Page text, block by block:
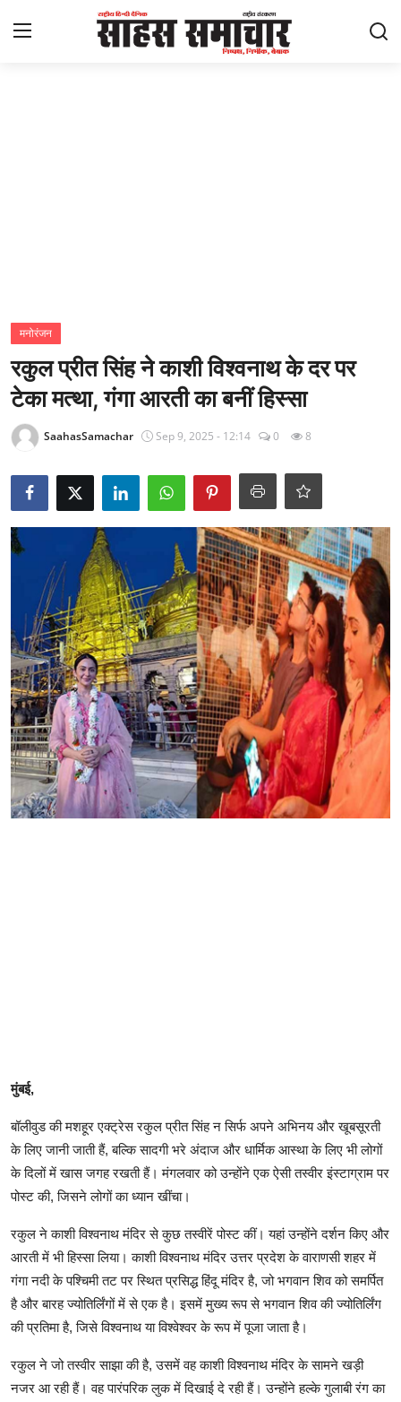
राज्य
अंतराष्ट्रीय
Epaper
धर्म
लाइफस्टाइल
टेक
मनोरंजन
रकुल प्रीत सिंह ने काशी विश्वनाथ के दर पर
टेका मत्था, गंगा आरती का बनीं हिस्सा
SaahasSamachar Sep 9, 2025 - 12:14 0 8
मुंबई,
बॉलीवुड की मशहूर एक्ट्रेस रकुल प्रीत सिंह न सिर्फ अपने अभिनय और खूबसूरती
के लिए जानी जाती हैं, बल्कि सादगी भरे अंदाज और धार्मिक आस्था के लिए भी लोगों
के दिलों में खास जगह रखती हैं। मंगलवार को उन्होंने एक ऐसी तस्वीर इंस्टाग्राम पर
पोस्ट की, जिसने लोगों का ध्यान खींचा।
रकुल ने काशी विश्वनाथ मंदिर से कुछ तस्वीरें पोस्ट कीं। यहां उन्होंने दर्शन किए और
आरती में भी हिस्सा लिया। काशी विश्वनाथ मंदिर उत्तर प्रदेश के वाराणसी शहर में
गंगा नदी के पश्चिमी तट पर स्थित प्रसिद्ध हिंदू मंदिर है, जो भगवान शिव को समर्पित
है और बारह ज्योतिर्लिंगों में से एक है। इसमें मुख्य रूप से भगवान शिव की ज्योतिर्लिंग
की प्रतिमा है, जिसे विश्वनाथ या विश्वेश्वर के रूप में पूजा जाता है।
रकुल ने जो तस्वीर साझा की है, उसमें वह काशी विश्वनाथ मंदिर के सामने खड़ी
नजर आ रही हैं। वह पारंपरिक लुक में दिखाई दे रही हैं। उन्होंने हल्के गुलाबी रंग का